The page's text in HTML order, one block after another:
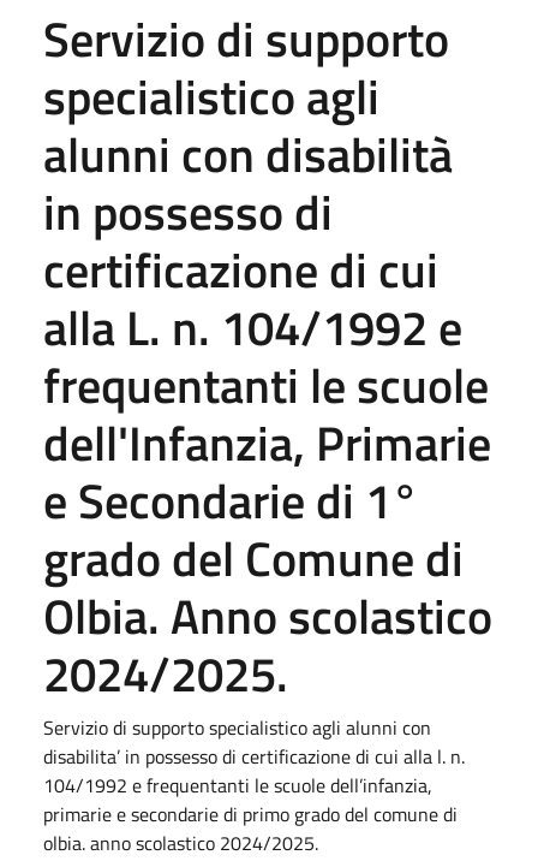
Servizio di supporto
specialistico agli
alunni con disabilità
in possesso di
certificazione di cui
alla L. n. 104/1992 e
frequentanti le scuole
dell'Infanzia, Primarie
e Secondarie di 1°
grado del Comune di
Olbia. Anno scolastico
2024/2025.
Servizio di supporto specialistico agli alunni con
disabilita’ in possesso di certificazione di cui alla l. n.
104/1992 e frequentanti le scuole dell’infanzia,
primarie e secondarie di primo grado del comune di
olbia. anno scolastico 2024/2025.